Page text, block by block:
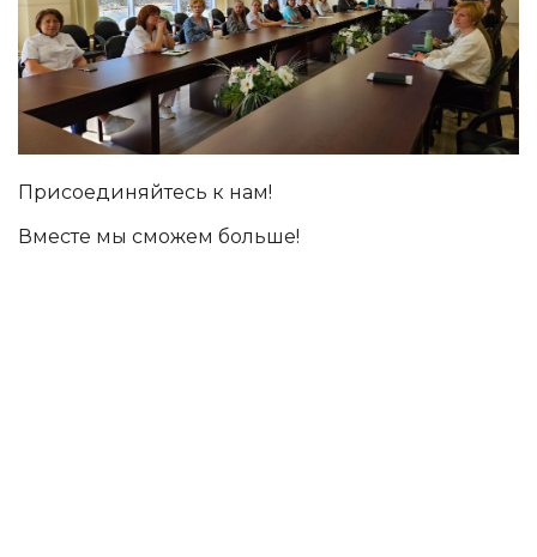
Присоединяйтесь к нам!
Вместе мы сможем больше!